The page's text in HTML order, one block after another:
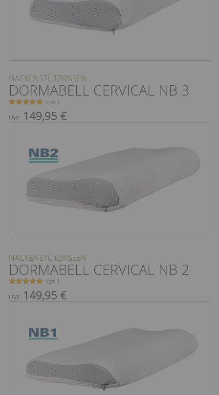
NACKENSTÜTZKISSEN
DORMABELL CERVICAL NB 3
von 1
UVP 149,95 €
NACKENSTÜTZKISSEN
DORMABELL CERVICAL NB 2
von 1
UVP 149,95 €